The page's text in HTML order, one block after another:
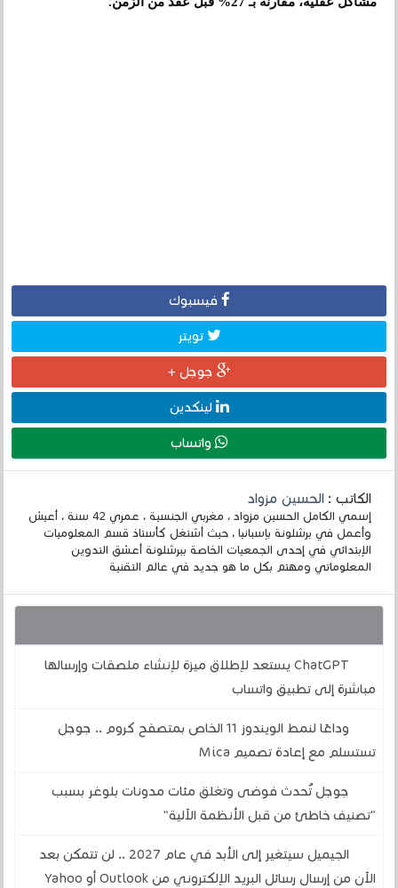
فيسبوك
تويتر
جوجل +
لينكدين
واتساب
الكاتب :الحسين مزواد
إسمي الكامل الحسين مزواد ، مغربي الجنسية ، عمري 42 سنة ، أعيش
وأعمل في برشلونة بإسبانيا ، حيث أشتغل كأستاذ قسم المعلوميات
الإبتدائي في إحدى الجمعيات الخاصة ببرشلونة أعشق التدوين
المعلوماتي ومهتم بكل ما هو جديد في عالم التقنية
ChatGPT يستعد لإطلاق ميزة لإنشاء ملصقات وإرسالها
مباشرة إلى تطبيق واتساب
وداعًا لنمط الويندوز 11 الخاص بمتصفح كروم .. جوجل
تستسلم مع إعادة تصميم Mica
جوجل تُحدث فوضى وتغلق مئات مدونات بلوغر بسبب
"تصنيف خاطئ من قبل الأنظمة الآلية"
الجيميل سيتغير إلى الأبد في عام 2027 .. لن تتمكن بعد
الآن من إرسال رسائل البريد الإلكتروني من Outlook أو Yahoo